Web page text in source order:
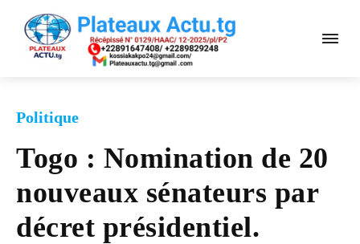
Politique
Togo : Nomination de 20
nouveaux sénateurs par
décret présidentiel.